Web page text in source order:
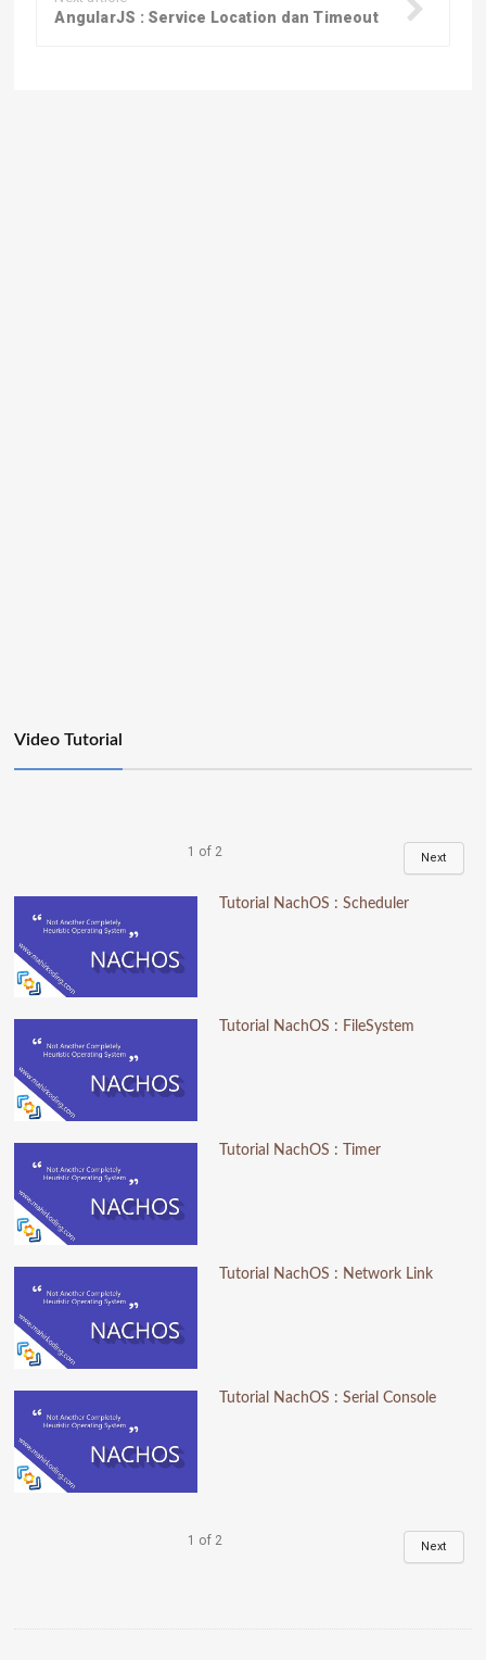
AngularJS : Service Location dan Timeout
Video Tutorial
1 of 2 Next
Tutorial NachOS : Scheduler
Tutorial NachOS : FileSystem
Tutorial NachOS : Timer
Tutorial NachOS : Network Link
Tutorial NachOS : Serial Console
1 of 2 Next